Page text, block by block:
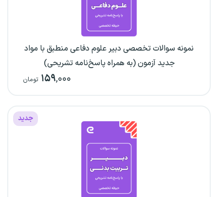
نمونه سوالات تخصصی دبیر علوم دفاعی منطبق با مواد
جدید آزمون (به همراه پاسخ‌نامه تشریحی)
۱۵۹,۰۰۰ تومان
جدید